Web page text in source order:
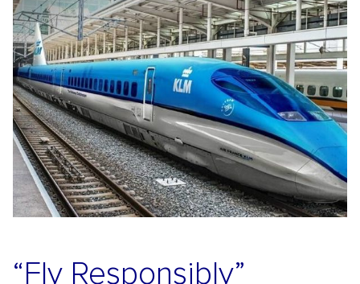
“Fly Responsibly”